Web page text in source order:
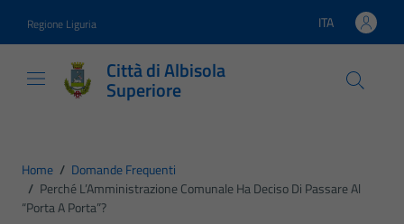
Regione Liguria Lingua attiva:
ITA
Città di Albisola
Superiore
Home / Domande Frequenti
/ Perché L’Amministrazione Comunale Ha Deciso Di Passare Al
“porta A Porta”?